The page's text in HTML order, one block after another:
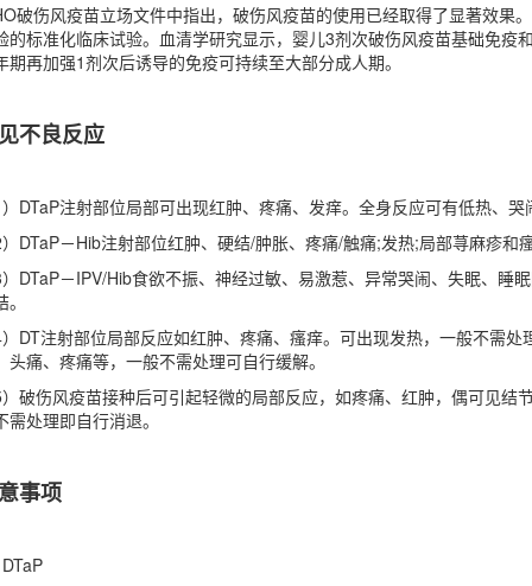
破伤风疫苗立场文件中指出，破伤风疫苗的使用已经取得了显著效
的标准化临床试验。血清学研究显示，婴儿3剂次破伤风疫苗基础免
期再加强1剂次后诱导的免疫可持续至大部分成人期。
不良反应
DTaP注射部位局部可出现红肿、疼痛、发痒。全身反应可有低热、
DTaP－Hib注射部位红肿、硬结/肿胀、疼痛/触痛;发热;局部荨麻疹和
DTaP－IPV/Hib食欲不振、神经过敏、易激惹、异常哭闹、失眠、
DT注射部位局部反应如红肿、疼痛、瘙痒。可出现发热，一般不需
头痛、疼痛等，一般不需处理可自行缓解。
破伤风疫苗接种后可引起轻微的局部反应，如疼痛、红肿，偶可见
需处理即自行消退。
事项